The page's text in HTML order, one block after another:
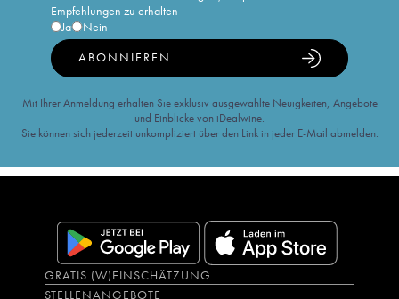
Empfehlungen zu erhalten
Ja
Nein
ABONNIEREN
Mit Ihrer Anmeldung erhalten Sie exklusiv ausgewählte Neuigkeiten, Angebote
und Einblicke von iDealwine.
Sie können sich jederzeit unkompliziert über den Link in jeder E-Mail abmelden.
GRATIS (W)EINSCHÄTZUNG
STELLENANGEBOTE